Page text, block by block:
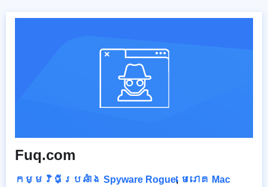
Fuq.com
កម្មវិធីប្រឆាំង Spyware Rogue, មេរោគ Mac